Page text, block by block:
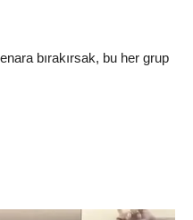
bırakırsak, bu her grup